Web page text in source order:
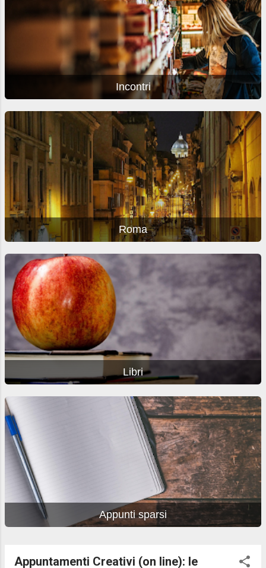
Incontri
Roma
Libri
Appunti sparsi
Appuntamenti Creativi (on line): le